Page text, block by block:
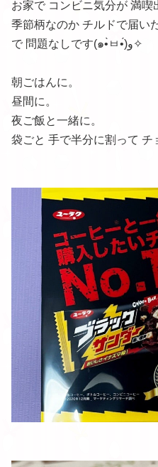
お家で コンビニ気分が 満喫
季節柄なのか チルドで届い
で 問題なしです(๑•̀ㅂ•́)و✧
朝ごはんに。
昼間に。
夜ご飯と一緒に。
袋ごと 手で半分に割って チ